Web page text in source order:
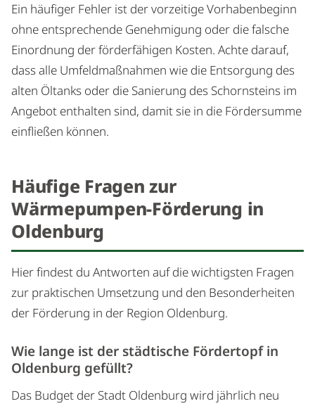
Ein häufiger Fehler ist der vorzeitige Vorhabenbeginn
ohne entsprechende Genehmigung oder die falsche
Einordnung der förderfähigen Kosten. Achte darauf,
dass alle Umfeldmaßnahmen wie die Entsorgung des
alten Öltanks oder die Sanierung des Schornsteins im
Angebot enthalten sind, damit sie in die Fördersumme
einfließen können.
Häufige Fragen zur
Wärmepumpen-Förderung in
Oldenburg
Hier findest du Antworten auf die wichtigsten Fragen
zur praktischen Umsetzung und den Besonderheiten
der Förderung in der Region Oldenburg.
Wie lange ist der städtische Fördertopf in
Oldenburg gefüllt?
Das Budget der Stadt Oldenburg wird jährlich neu